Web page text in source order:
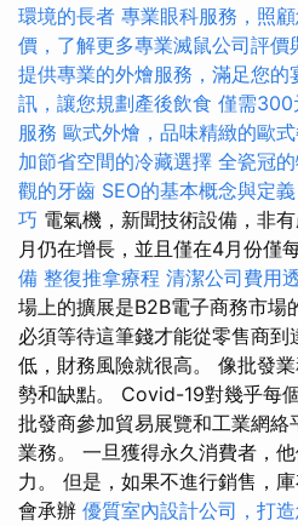
環境的長者 專業眼科服務，照
價，了解更多專業滅鼠公司評價
提供專業的外燴服務，滿足您的
訊，讓您規劃產後飲食 僅需300
服務 歐式外燴，品味精緻的歐
加節省空間的冷藏選擇 全瓷冠
觀的牙齒 SEO的基本概念與定義
巧 電氣機，新聞技術設備，非
月仍在增長，並且僅在4月份僅
備 整復推拿療程 清潔公司費用
場上的擴展是B2B電子商務市場
必須等待這筆錢才能從零售商
低，財務風險就很高。 像批發
勢和缺點。 Covid-19對幾乎每
批發商參加貿易展覽和工業網
業務。 一旦獲得永久消費者，
力。 但是，如果不進行銷售，
會承辦 優質室內設計公司，打